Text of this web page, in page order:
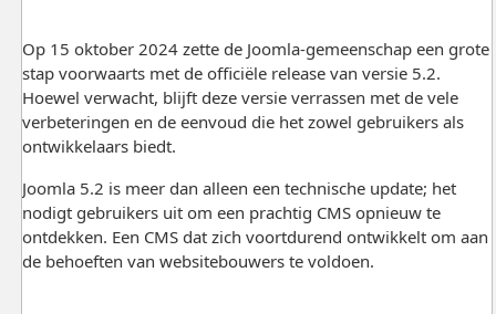
Op 15 oktober 2024 zette de Joomla-gemeenschap een grote
stap voorwaarts met de officiële release van versie 5.2.
Hoewel verwacht, blijft deze versie verrassen met de vele
verbeteringen en de eenvoud die het zowel gebruikers als
ontwikkelaars biedt.
Joomla 5.2 is meer dan alleen een technische update; het
nodigt gebruikers uit om een prachtig CMS opnieuw te
ontdekken. Een CMS dat zich voortdurend ontwikkelt om aan
de behoeften van websitebouwers te voldoen.